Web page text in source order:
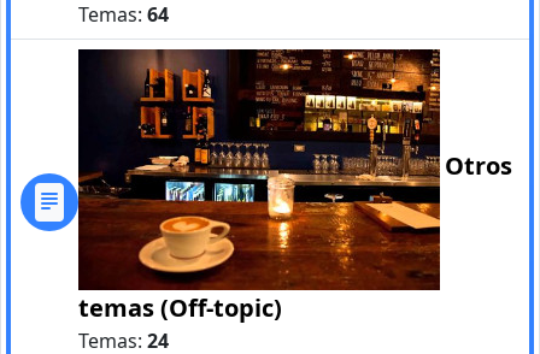
Temas: 64
Otros
temas (Off-topic)
Temas: 24